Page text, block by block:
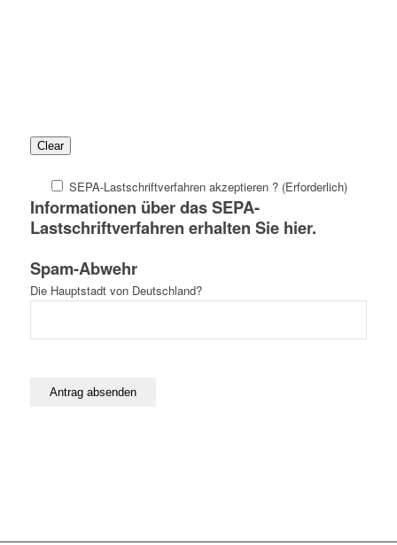
Clear
SEPA-Lastschriftverfahren akzeptieren ? (Erforderlich)
Informationen über das SEPA-
Lastschriftverfahren erhalten Siehier.
Spam-Abwehr
Die Hauptstadt von Deutschland?